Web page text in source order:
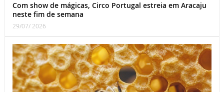
Com show de mágicas, Circo Portugal estreia em Aracaju
neste fim de semana
29/07/ 2026